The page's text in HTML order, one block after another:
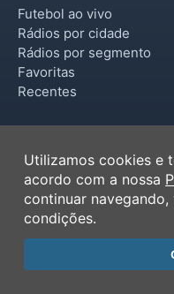
Futebol ao vivo
Rádios por cidade
Rádios por segmento
Favoritas
Recentes
Termos de Uso
Política de Privacidade
Ferramentas
Contato
Utilizamos cookies e
acordo com a nossa
continuar
condições.